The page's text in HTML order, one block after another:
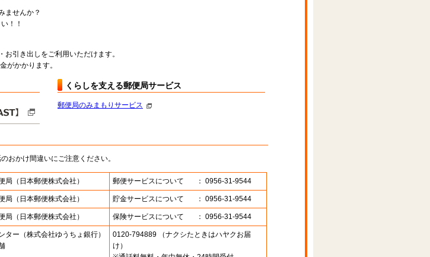
ませんか？
！！
引き出しをご利用いただけます。
がかかります。
くらしを支える郵便局サービス
郵便局のみまもりサービス
おかけ間違いにご注意ください。
局 （日本郵便株式会社） 郵便サービスについて ： 0956-31-9544
局 （日本郵便株式会社） 貯金サービスについて ： 0956-31-9544
局 （日本郵便株式会社） 保険サービスについて ： 0956-31-9544
ター （株式会社ゆうちょ銀行）
0120-794889 （ナクシたときはハヤクお届
け）